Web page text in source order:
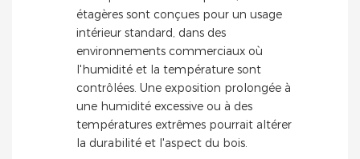
étagères sont conçues pour un usage
intérieur standard, dans des
environnements commerciaux où
l'humidité et la température sont
contrôlées. Une exposition prolongée à
une humidité excessive ou à des
températures extrêmes pourrait altérer
la durabilité et l'aspect du bois.